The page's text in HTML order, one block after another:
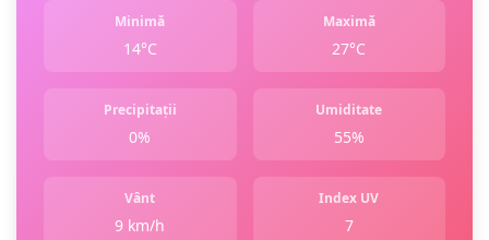
Minimă
14°C
Maximă
27°C
Precipitații
0%
Umiditate
55%
Vânt
9 km/h
Index UV
7